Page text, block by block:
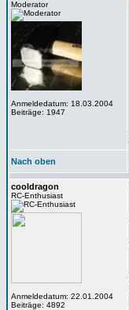
Moderator
Anmeldedatum: 18.03.2004
Beiträge: 1947
Nach oben
cooldragon
RC-Enthusiast
Anmeldedatum: 22.01.2004
Beiträge: 4892